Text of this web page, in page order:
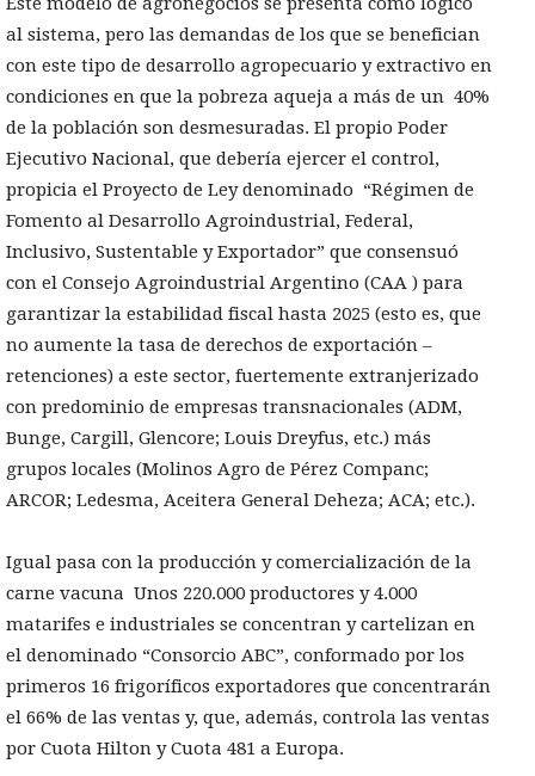
al sistema, pero las demandas de los que se benefician
con este tipo de desarrollo agropecuario y extractivo en
condiciones en que la pobreza aqueja a más de un 40%
de la población son desmesuradas. El propio Poder
Ejecutivo Nacional, que debería ejercer el control,
propicia el Proyecto de Ley denominado “Régimen de
Fomento al Desarrollo Agroindustrial, Federal,
Inclusivo, Sustentable y Exportador” que consensuó
con el Consejo Agroindustrial Argentino (CAA ) para
garantizar la estabilidad fiscal hasta 2025 (esto es, que
no aumente la tasa de derechos de exportación –
retenciones) a este sector, fuertemente extranjerizado
con predominio de empresas transnacionales (ADM,
Bunge, Cargill, Glencore; Louis Dreyfus, etc.) más
grupos locales (Molinos Agro de Pérez Companc;
ARCOR; Ledesma, Aceitera General Deheza; ACA; etc.).
Igual pasa con la producción y comercialización de la
carne vacuna Unos 220.000 productores y 4.000
matarifes e industriales se concentran y cartelizan en
el denominado “Consorcio ABC”, conformado por los
primeros 16 frigoríficos exportadores que concentrarán
el 66% de las ventas y, que, además, controla las ventas
por Cuota Hilton y Cuota 481 a Europa.